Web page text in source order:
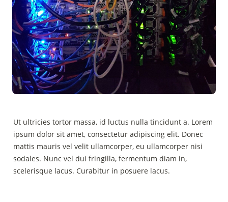
Ut ultricies tortor massa, id luctus nulla tincidunt a. Lorem
ipsum dolor sit amet, consectetur adipiscing elit. Donec
mattis mauris vel velit ullamcorper, eu ullamcorper nisi
sodales. Nunc vel dui fringilla, fermentum diam in,
scelerisque lacus. Curabitur in posuere lacus.